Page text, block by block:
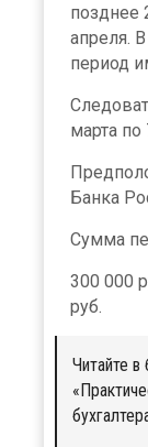
позднее
апреля.
период
марта по
Банка
Сумма
300 000
руб.
Читайте в